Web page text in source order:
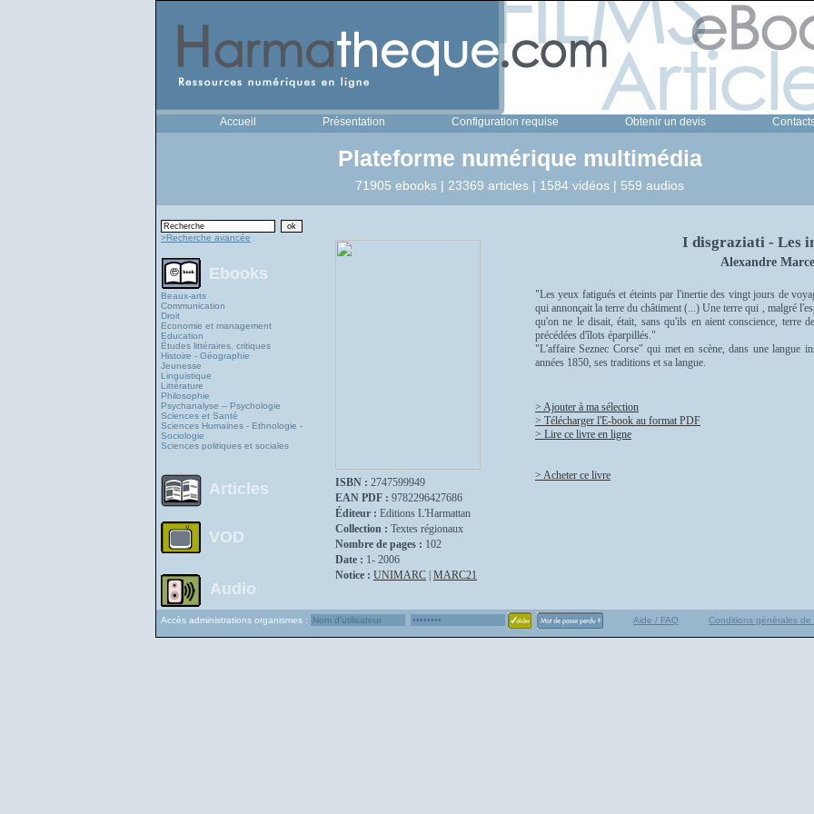
Accueil Présentation Configuration requise Obtenir un devis
Plateforme numérique multimédia
71905 ebooks | 23369 articles | 1584 vidéos | 559 audios
>Recherche avancée
Ebooks
Beaux-arts
Communication
Droit
Economie et management
Education
Études littéraires, critiques
Histoire - Géographie
Jeunesse
Linguistique
Littérature
Philosophie
Psychanalyse – Psychologie
Sciences et Santé
Sciences Humaines - Ethnologie -
Sociologie
Sciences politiques et sociales
Articles
VOD
Audio
ISBN : 2747599949
EAN PDF : 9782296427686
Éditeur : Editions L'Harmattan
Collection : Textes régionaux
Nombre de pages : 102
Date : 1- 2006
Notice : UNIMARC MARC21
I disgraziati - Les
Alexandre
"Les yeux fatigués et éteints par l'inertie des vingt jours de
qui annonçait la terre du châtiment (...) Une terre qui , malgré
qu'on ne le disait, était, sans qu'ils en aient conscience, terre
précédées d'îlots éparpillés."
"L'affaire Seznec Corse" qui met en scène, dans une langue
années 1850, ses traditions et sa langue.
> Ajouter à ma sélection
> Télécharger l'E-book au format PDF
> Lire ce livre en ligne
> Acheter ce livre
Accès administrations organismes : Aide / FAQ Conditions générales de